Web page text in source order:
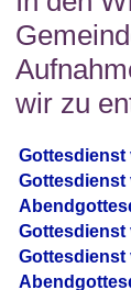
wir zu
Gottesdienst
Gottesdienst
Gottesdienst
Gottesdienst